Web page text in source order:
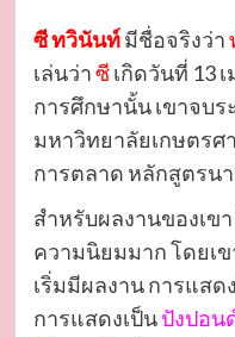
ซี ทวินันท์มีชื่อจริงว่า
เล่นว่าซีเกิดวันที่ 13
การศึกษานั้น เขาจบ
มหาวิทยาลัยเกษตร
การตลาด หลักสูตรน
สำหรับผลงานของเข
ความนิยมมาก โดยเ
เริ่มมีผลงาน การแสด
การแสดงเป็นปังปอน